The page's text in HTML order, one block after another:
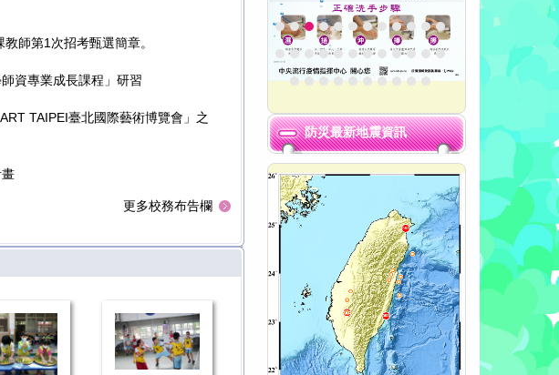
師第1次招考甄選簡章。
資專業成長課程」研習
TAIPEI臺北國際藝術博覽會」之
更多校務布告欄
防災最新地震資訊